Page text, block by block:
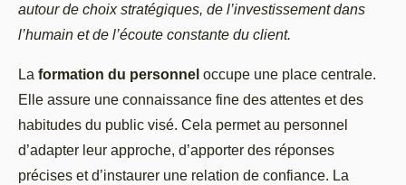
autour de choix stratégiques, de l’investissement dans
l’humain et de l’écoute constante du client.
La formation du personnel occupe une place centrale.
Elle assure une connaissance fine des attentes et des
habitudes du public visé. Cela permet au personnel
d’adapter leur approche, d’apporter des réponses
précises et d’instaurer une relation de confiance. La